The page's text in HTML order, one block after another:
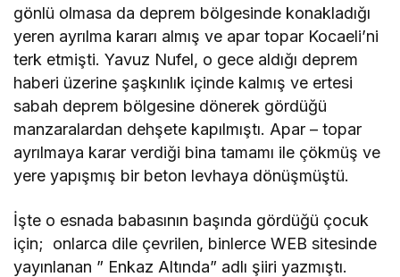
gönlü olmasa da deprem bölgesinde konakladığı
yeren ayrılma kararı almış ve apar topar Kocaeli’ni
terk etmişti.Yavuz Nufel, o gece aldığı deprem
haberi üzerine şaşkınlık içinde kalmış ve ertesi
sabah deprem bölgesine dönerek gördüğü
manzaralardan dehşete kapılmıştı. Apar – topar
ayrılmaya karar verdiği bina tamamı ile çökmüş ve
yere yapışmış bir beton levhaya dönüşmüştü.
İşte o esnada babasının başında gördüğü çocuk
için; onlarca dile çevrilen, binlerce WEB sitesinde
yayınlanan ” Enkaz Altında” adlı şiiri yazmıştı.